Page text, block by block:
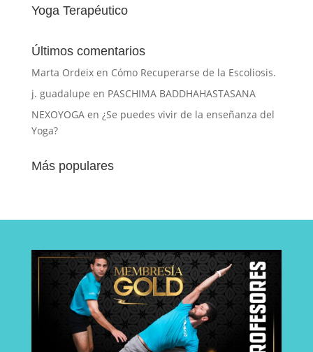
Yoga Terapéutico
Últimos comentarios
Marta Ordeixen Cómo Recuperarse de la Escoliosis.
j. guadalupe en PASCHIMA BADDHAHASTASANA
NEXOYOGAen ¿Se puedes vivir de la enseñanza del
Yoga?
Más populares